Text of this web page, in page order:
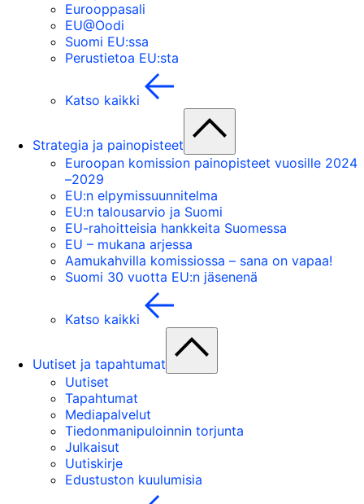
Eurooppasali
EU@Oodi
Suomi EU:ssa
Perustietoa EU:sta
Katso kaikki
Strategia ja painopisteet
Euroopan komission painopisteet vuosille 2024
–2029
EU:n elpymissuunnitelma
EU:n talousarvio ja Suomi
EU-rahoitteisia hankkeita Suomessa
EU – mukana arjessa
Aamukahvilla komissiossa – sana on vapaa!
Suomi 30 vuotta EU:n jäsenenä
Katso kaikki
Uutiset ja tapahtumat
Uutiset
Tapahtumat
Mediapalvelut
Tiedonmanipuloinnin torjunta
Julkaisut
Uutiskirje
Edustuston kuulumisia